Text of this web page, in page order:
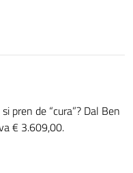
pren de “cura”? Dal Ben
€ 3.609,00.